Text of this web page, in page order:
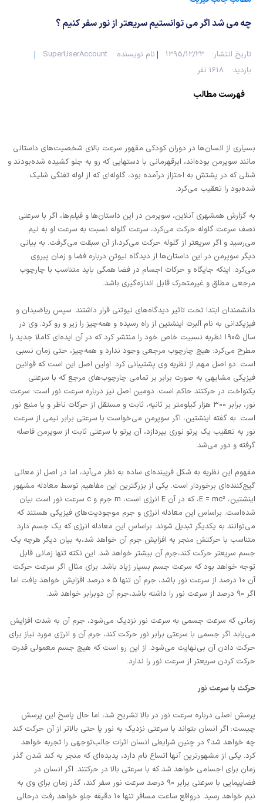
چه می شد اگر می توانستیم سریعتر از نور سفر کنیم ؟
تاریخ انتشار: 1395/12/23 نام نویسنده:
SuperUserAccount
بازدید:
1618 نفر
فهرست مطالب
بسیاری از انسان‌ها در دوران کودکی مقهور سرعت بالای شخصیت‌های داستانی
مانند سوپرمن بوده‌اند، ابرقهرمانی با دستهایی که رو به جلو کشیده شده‌بودند و
شنلی که در پشتش به احتزاز درآمده بود، گلوله‌ای که از لوله تفنگی شلیک
شده‌بود را تعقیب می‌کرد.
به گزارش همشهری آنلاین، سوپرمن در این داستان‌ها و فیلم‌ها، اگر با سرعتی
نصف سرعت گلوله حرکت می‌کرد، سرعت گلوله نسبت به سرعت او به نیم
می‌رسید و اگر سریعتر از گلوله حرکت می‌کرد،‌از آن سبقت می‌گرفت. به بیانی
دیگر سوپرمن در این داستان‌ها از دیدگاه نیوتن درباره فضا و زمان پیروی
می‌کرد: اینکه جایگاه و حرکات اجسام در فضا همگی باید متناسب با چارچوب
مرجعی مطلق و غیرمتحرک قابل اندازه‌گیری باشد.
دانشمندان ابتدا تحت تاثیر دیدگاه‌های نیوتنی قرار داشتند. سپس ریاضیدان و
فیزیکدانی به نام آلبرت اینشتین از راه رسیده و همه‌چیز را زیر و رو کرد. وی در
سال ۱۹۰۵ نظریه نسبیت خاص خود را منتشر کرد که در آن ایده‌ای کاملا جدید را
مطرح می‌کرد: هیچ چارچوب مرجعی وجود ندارد و همه‌چیز، حتی زمان نسبی
است. دو اصل مهم از نظریه وی پشتیبانی کرد. اولین اصل این است که قوانین
فیزیکی مشابهی به صورت برابر بر تمامی چارچوب‌های مرجع که با سرعتی
یکنواخت در حرکتند حاکم است. دومین اصل نیز درباره سرعت نور است: سرعت
نور، برابر ۳۰۰ هزار کیلومتر بر ثانیه، ثابت و مستقل از حرکات ناظر و یا منبع نور
است. به گفته اینشتین، اگر سوپرمن می‌خواست با سرعتی برابر نیمی از سرعت
نور به تعقیب یک پرتو نوری بپردازد،‌ آن پرتو با سرعتی ثابت از سوپرمن فاصله
گرفته و دور می‌شد.
مفهوم این نظریه به شکل فریبنده‌ای ساده به نظر می‌آید، اما در اصل از معانی
گیج‌کننده‌ای برخوردار است. یکی از بزرگترین این مفاهیم توسط معادله مشهور
اینشتین، E = mc²، که در آن E انرژی است،‌ m جرم و c سرعت نور است بیان
شده‌است. براساس این معادله انرژی و جرم موجودیت‌های فیزیکی هستند که
می‌توانند به یکدیگر تبدیل شوند. براساس این معادله انرژی که یک جسم دارد
متناسب با حرکتش منجر به افزایش جرم آن خواهد شد،‌به بیان دیگر هرچه یک
جسم سریعتر حرکت کند،‌جرم آن بیشتر خواهد شد. این نکته تنها زمانی قابل
توجه خواهد بود که سرعت جسم بسیار زیاد باشد. برای مثال اگر سرعت حرکت
آن ۱۰ درصد از سرعت نور باشد، جرم آن تنها ۰.۵ درصد افزایش خواهد یافت اما
اگر ۹۰ درصد از سرعت نور را داشته باشد،‌جرم آن دوبرابر خواهد شد.
زمانی که سرعت جسمی به سرعت نور نزدیک می‌شود، جرم آن به شدت افزایش
می‌یابد اگر جسمی با سرعتی برابر نور حرکت کند، جرم آن و انرژی مورد نیاز برای
حرکت دادن آن بی‌نهایت می‌شود. از این رو است که هیچ جسم معمولی قدرت
حرکت کردن سریعتر از سرعت نور را ندارد.
حرکت با سرعت نور
پرسش اصلی درباره سرعت نور در بالا تشریح شد، اما حال پاسخ این پرسش
چیست: اگر انسان بتواند با سرعتی نزدیک به نور یا حتی بالاتر از آن حرکت کند
چه خواهد شد؟ در چنین شرایطی انسان اثرات جالب‌توجهی را تجربه خواهد
کرد. یکی از مشهورترین آنها اتساع نام دارد، پدیده‌ای که منجر به کند شدن گذر
زمان برای اجسامی خواهد شد که با سرعتی بالا در حرکتند. اگر انسان در
فضاپیمایی با سرعتی برابر ۹۰ درصد سرعت نور سفر کند، گذر زمان برای وی به
نیم خواهد رسید. درواقع ساعت مسافر تنها ۱۰ دقیقه جلو خواهد رفت درحالی
صلاح های شیمیایی
مطالب جالب شیمی
بمب های شیمیایی
شیمی سبز
روانپزشکی
طب سنتی
گیاهان دارویی